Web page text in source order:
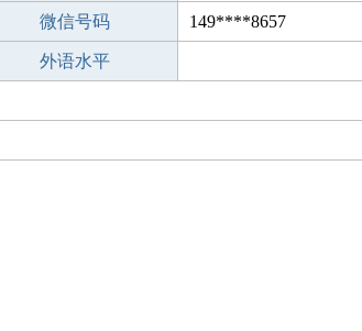
微信号码 149****8657
外语水平